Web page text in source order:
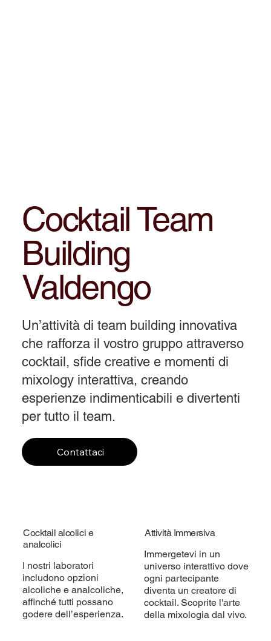
Cocktail Team
Building
Valdengo
Un’attività di team building innovativa
che rafforza il vostro gruppo attraverso
cocktail, sfide creative e momenti di
mixology interattiva, creando
esperienze indimenticabili e divertenti
per tutto il team.
Contattaci
Cocktail alcolici e
analcolici
I nostri laboratori
includono opzioni
alcoliche e analcoliche,
affinché tutti possano
godere dell’esperienza.
Attività Immersiva
Immergetevi in un
universo interattivo dove
ogni partecipante
diventa un creatore di
cocktail. Scoprite l'arte
della mixologia dal vivo.